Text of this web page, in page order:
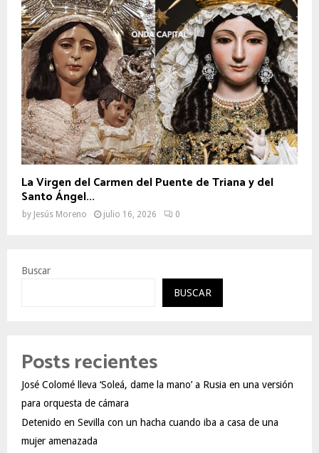
La Virgen del Carmen del Puente de Triana y del
Santo Ángel...
by Jesús Moreno julio 16, 2026 0
Buscar
BUSCAR
Posts recientes
José Colomé lleva ‘Soleá, dame la mano’ a Rusia en una versión
para orquesta de cámara
Detenido en Sevilla con un hacha cuando iba a casa de una
mujer amenazada